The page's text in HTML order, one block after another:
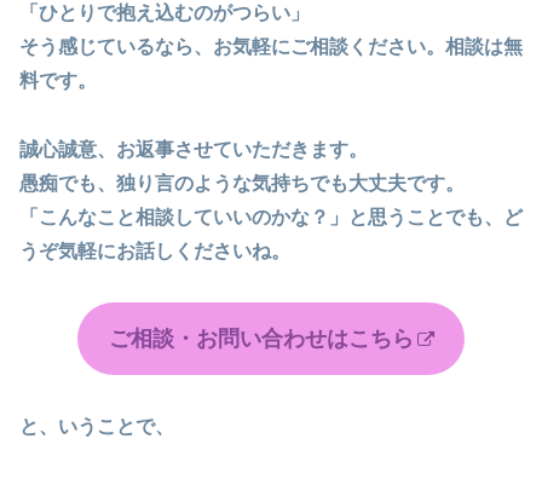
「ひとりで抱え込むのがつらい」
そう感じているなら、お気軽にご相談ください。相談は無
料です。
誠心誠意、お返事させていただきます。
愚痴でも、独り言のような気持ちでも大丈夫です。
「こんなこと相談していいのかな？」と思うことでも、ど
うぞ気軽にお話しくださいね。
ご相談・お問い合わせはこちら
と、いうことで、